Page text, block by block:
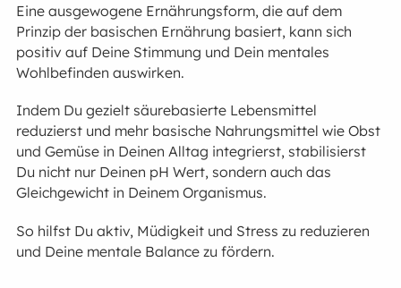
Eine ausgewogene Ernährungsform, die auf dem
Prinzip der basischen Ernährung basiert, kann sich
positiv auf Deine Stimmung und Dein mentales
Wohlbefinden auswirken.
Indem Du gezielt säurebasierte Lebensmittel
reduzierst und mehr basische Nahrungsmittel wie Obst
und Gemüse in Deinen Alltag integrierst, stabilisierst
Du nicht nur Deinen pH Wert, sondern auch das
Gleichgewicht in Deinem Organismus.
So hilfst Du aktiv, Müdigkeit und Stress zu reduzieren
und Deine mentale Balance zu fördern.